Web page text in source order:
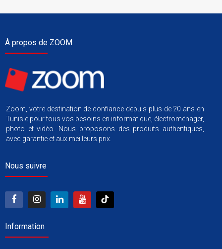
À propos de ZOOM
Zoom, votre destination de confiance depuis plus de 20 ans en
Tunisie pour tous vos besoins en informatique, électroménager,
photo et vidéo. Nous proposons des produits authentiques,
avec garantie et aux meilleurs prix.
Nous suivre
Information